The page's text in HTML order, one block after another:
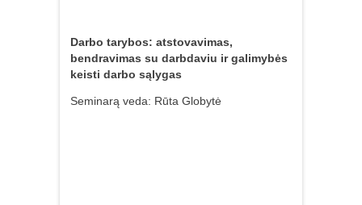
Darbo tarybos: atstovavimas,
bendravimas su darbdaviu ir galimybės
keisti darbo sąlygas
Seminarą veda: Rūta Globytė